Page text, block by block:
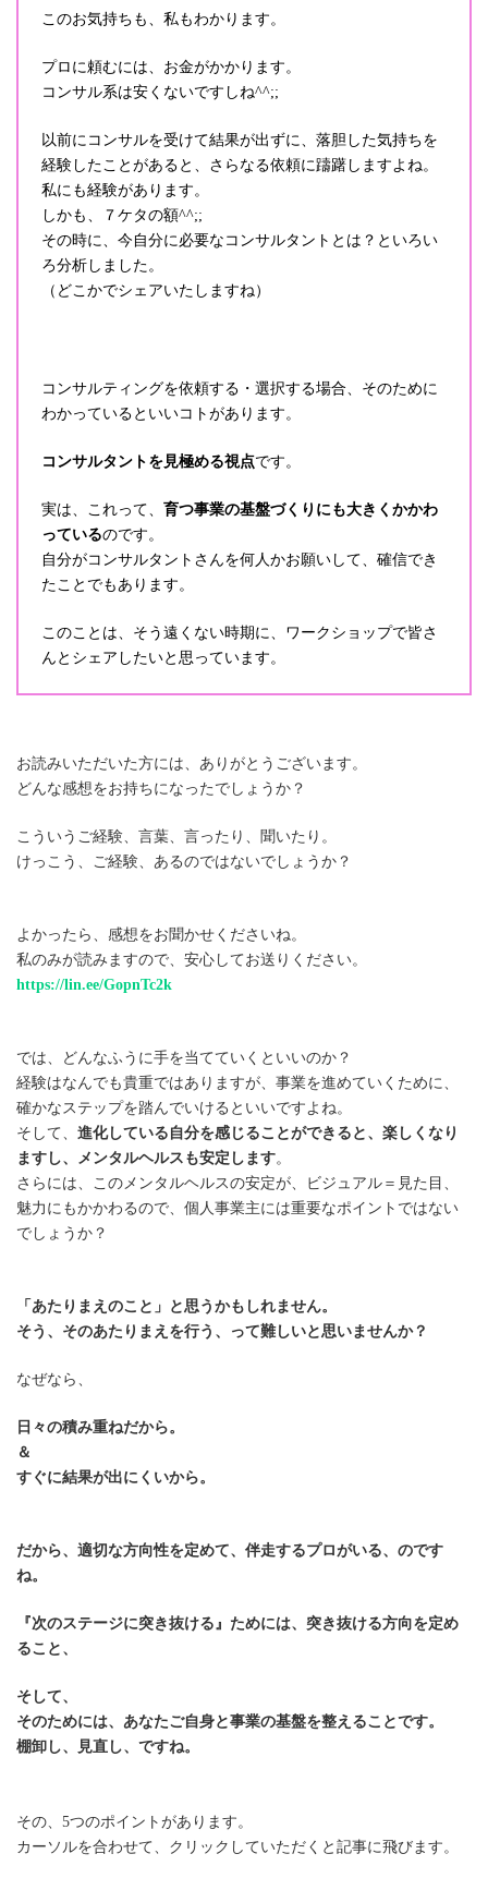
このお気持ちも、私もわかります。
プロに頼むには、お金がかかります。
コンサル系は安くないですしね^^;;
以前にコンサルを受けて結果が出ずに、落胆した気持ちを
経験したことがあると、さらなる依頼に躊躇しますよね。
私にも経験があります。
しかも、７ケタの額^^;;
その時に、今自分に必要なコンサルタントとは？といろい
ろ分析しました。
（どこかでシェアいたしますね）
コンサルティングを依頼する・選択する場合、そのために
わかっているといいコトがあります。
コンサルタントを見極める視点です。
実は、これって、 育つ事業の基盤づくりにも大きくかかわ
っているのです。
自分がコンサルタントさんを何人かお願いして、確信でき
たことでもあります。
このことは、そう遠くない時期に、ワークショップで皆さ
んとシェアしたいと思っています。
お読みいただいた方には、ありがとうございます。
どんな感想をお持ちになったでしょうか？
こういうご経験、言葉、言ったり、聞いたり。
けっこう、ご経験、あるのではないでしょうか？
よかったら、感想をお聞かせくださいね。
私のみが読みますので、安心してお送りください。
https://lin.ee/GopnTc2k
では、どんなふうに手を当てていくといいのか？
経験はなんでも貴重ではありますが、事業を進めていくために、
確かなステップを踏んでいけるといいですよね。
そして、 進化している自分を感じることができると、楽しくなり
ますし、メンタルヘルスも安定します。
さらには、このメンタルヘルスの安定が、ビジュアル＝見た目、
魅力にもかかわるので、個人事業主には重要なポイントではない
でしょうか？
「あたりまえのこと」と思うかもしれません。
そう、そのあたりまえを行う、って難しいと思いませんか？
なぜなら、
日々の積み重ねだから。
＆
すぐに結果が出にくいから。
だから、適切な方向性を定めて、伴走するプロがいる、のです
ね。
『次のステージに突き抜ける』ためには、突き抜ける方向を定め
ること、
そして、
そのためには、あなたご自身と事業の基盤を整えることです。
棚卸し、見直し、ですね。
その、5つのポイントがあります。
カーソルを合わせて、クリックしていただくと記事に飛びます。